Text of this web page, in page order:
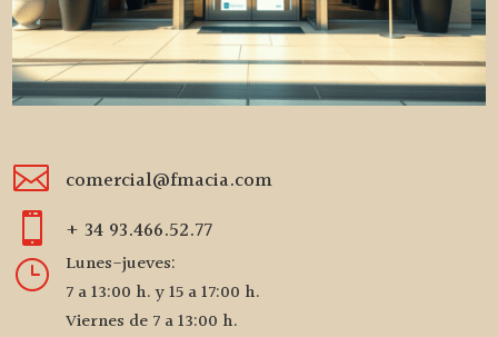
 comercial@fmacia.com
 + 34 93.466.52.77
}
Lunes-jueves:
7 a 13:00 h. y 15 a 17:00 h.
Viernes de 7 a 13:00 h.